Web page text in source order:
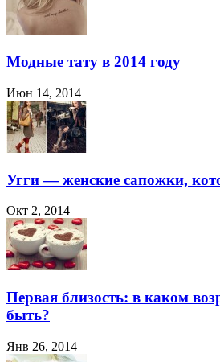
Модные тату в 2014 году
Июн 14, 2014
Угги — женские сапожки,
Окт 2, 2014
Первая близость: в каком
быть?
Янв 26, 2014